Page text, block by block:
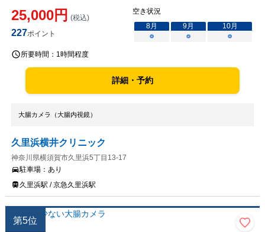
25,000円 (税込)
227ポイント
空き状況
8月 9月 10月
○
○ ○
所要時間： 1時間程度
詳細・予約
大腸カメラ（大腸内視鏡）
久里浜横井クリニック
神奈川県横須賀市久里浜5丁目13-17
駐車場： あり
久里浜駅 / 京急久里浜駅
第5位